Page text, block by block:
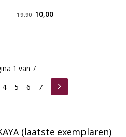
19,90 10,00
4 5 6 7
1 van 7
(laatste exemplaren)